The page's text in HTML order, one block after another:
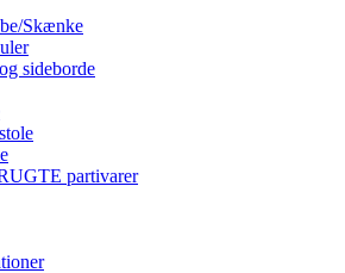
Skænke
sideborde
partivarer